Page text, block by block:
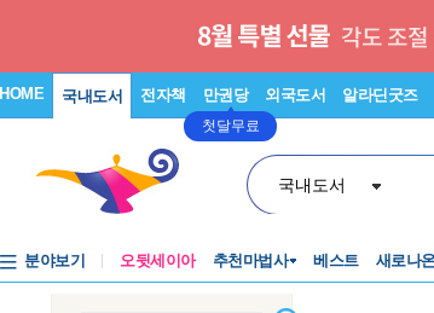
HOME 국내도서 전자책 만권당
첫달무료
외국도서 알라딘굿즈
국내도서
분야보기 오뒷세이아 추천마법사 베스트 새로나